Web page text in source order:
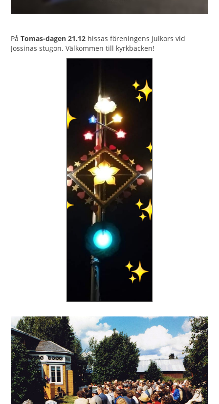
PåTomas-dagen 21.12 hissas föreningens julkors vid
Jossinas stugon. Välkommen till kyrkbacken!